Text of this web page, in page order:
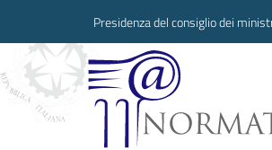
Presidenza del consiglio dei